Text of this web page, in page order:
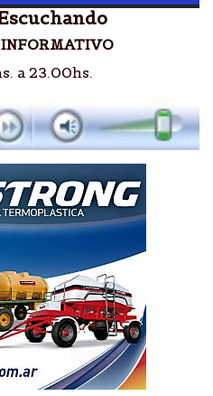
a 23.00hs.